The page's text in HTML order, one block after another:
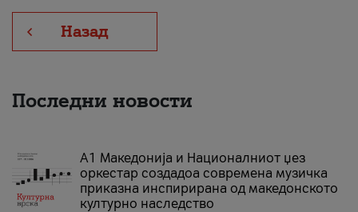
Назад
Последни новости
А1 Македонија и Националниот џез
оркестар создадоа современа музичка
приказна инспирирана од македонското
културно наследство